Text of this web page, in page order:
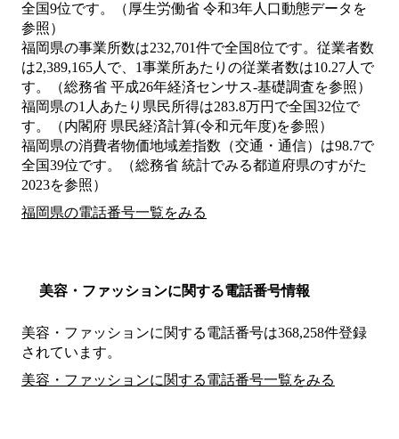
全国9位です。（厚生労働省 令和3年人口動態データを
参照）
福岡県の事業所数は232,701件で全国8位です。従業者数
は2,389,165人で、1事業所あたりの従業者数は10.27人で
す。（総務省 平成26年経済センサス‐基礎調査を参照）
福岡県の1人あたり県民所得は283.8万円で全国32位で
す。（内閣府 県民経済計算(令和元年度)を参照）
福岡県の消費者物価地域差指数（交通・通信）は98.7で
全国39位です。（総務省 統計でみる都道府県のすがた
2023を参照）
福岡県の電話番号一覧をみる
美容・ファッションに関する電話番号情報
美容・ファッションに関する電話番号は368,258件登録
されています。
美容・ファッションに関する電話番号一覧をみる